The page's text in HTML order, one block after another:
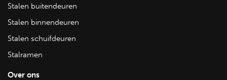
Ontdek ook onzestalen buitendeuren
binnendeuren
.
Stalen buitendeuren
Stalen binnendeuren
Stalen schuifdeuren
Stalramen
Over ons